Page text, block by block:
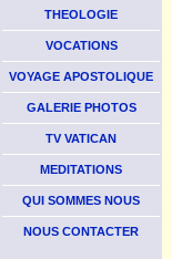
THEOLOGIE
VOCATIONS
VOYAGE APOSTOLIQUE
GALERIE PHOTOS
TV VATICAN
MEDITATIONS
QUI SOMMES NOUS
NOUS CONTACTER